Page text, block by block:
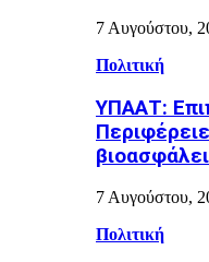
7 Αυγούστου,
Πολιτική
ΥΠΑΑΤ:
7 Αυγούστου,
Πολιτική